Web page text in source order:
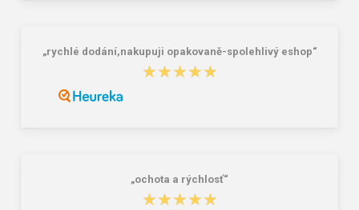
„rychlé dodání,nakupuji opakovaně-spolehlivý eshop“
★★★★★
★★★★★
„ochota a rýchlosť“
★★★★★
★★★★★